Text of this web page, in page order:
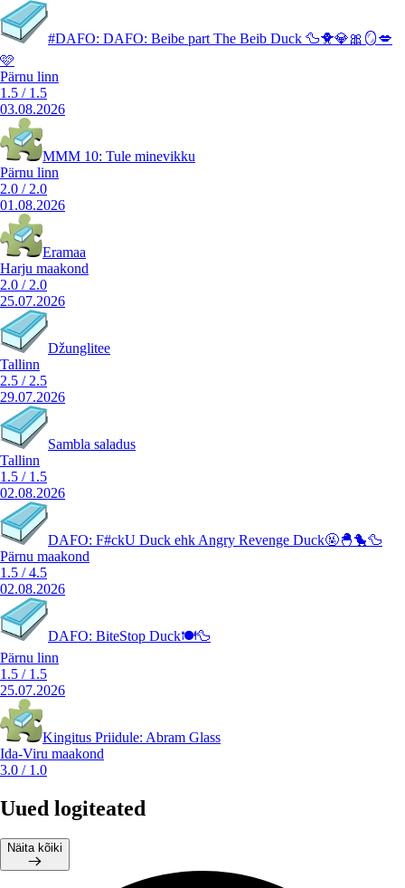
#DAFO: DAFO: Beibe part The Beib Duck 🦆🐥💎🎀🪞💋
🩷
Pärnu linn
1.5 / 1.5
03.08.2026
MMM 10: Tule minevikku
Pärnu linn
2.0 / 2.0
01.08.2026
Eramaa
Harju maakond
2.0 / 2.0
25.07.2026
Džunglitee
Tallinn
2.5 / 2.5
29.07.2026
Sambla saladus
Tallinn
1.5 / 1.5
02.08.2026
DAFO: F#ckU Duck ehk Angry Revenge Duck🤬🐣🐤🦆
Pärnu maakond
1.5 /4.5
02.08.2026
DAFO: BiteStop Duck🍽️🦆
Pärnu linn
1.5 / 1.5
25.07.2026
Kingitus Priidule: Abram Glass
Ida-Viru maakond
3.0 / 1.0
Uued logiteated
Näita kõiki